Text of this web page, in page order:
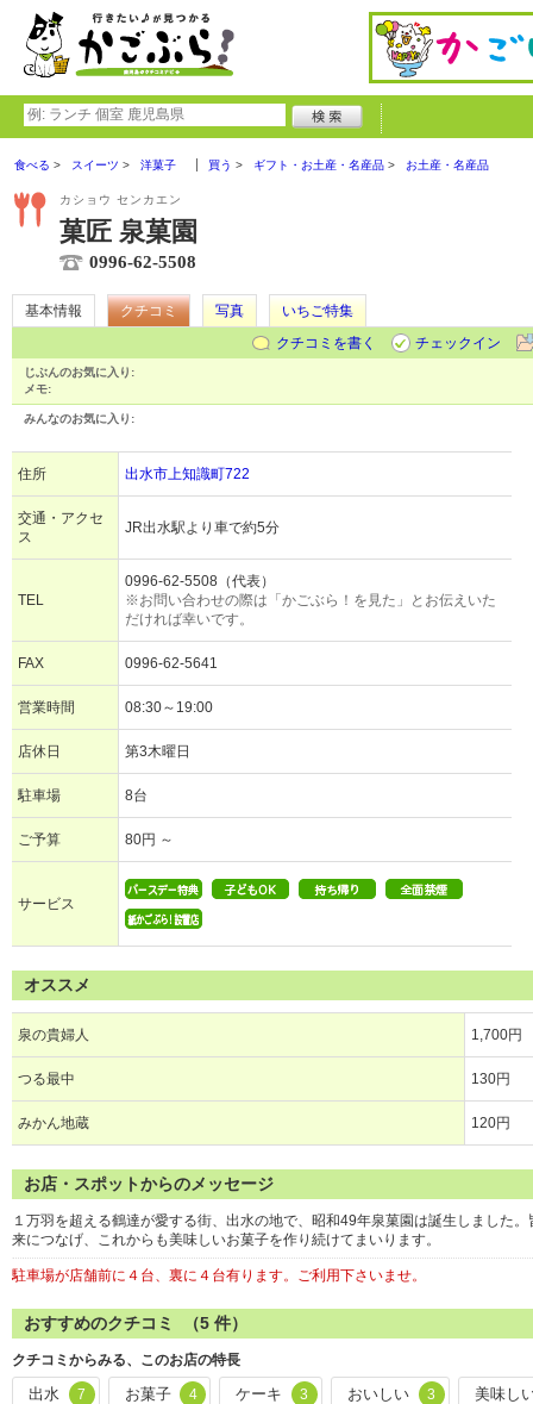
食べる スイーツ 洋菓子 買う ギフト・お土産・名産品 お土産・名産品
カショウ センカエン
菓匠 泉菓園
0996-62-5508
基本情報 クチコミ 写真
いちご特集
クチコミを書く
チェックイン
じぶんのお気に入り:
メモ:
みんなのお気に入り:
住所 出水市上知識町722
交通・アクセ
ス
JR出水駅より車で約5分
TEL
0996-62-5508（代表）
※お問い合わせの際は「かごぶら！を見た」とお伝えいた
だければ幸いです。
FAX 0996-62-5641
営業時間 08:30～19:00
店休日 第3木曜日
駐車場 8台
ご予算 80円 ～
サービス
オススメ
泉の貴婦人 1,700円
つる最中 130円
みかん地蔵 120円
お店・スポットからのメッセージ
１万羽を超える鶴達が愛する街、出水の地で、昭和49年泉菓園は誕生しました
来につなげ、これからも美味しいお菓子を作り続けてまいります。
駐車場が店舗前に４台、裏に４台有ります。ご利用下さいませ。
おすすめのクチコミ （5 件）
クチコミからみる、このお店の特長
出水 7 お菓子 4 ケーキ 3 おいしい 3 美味し